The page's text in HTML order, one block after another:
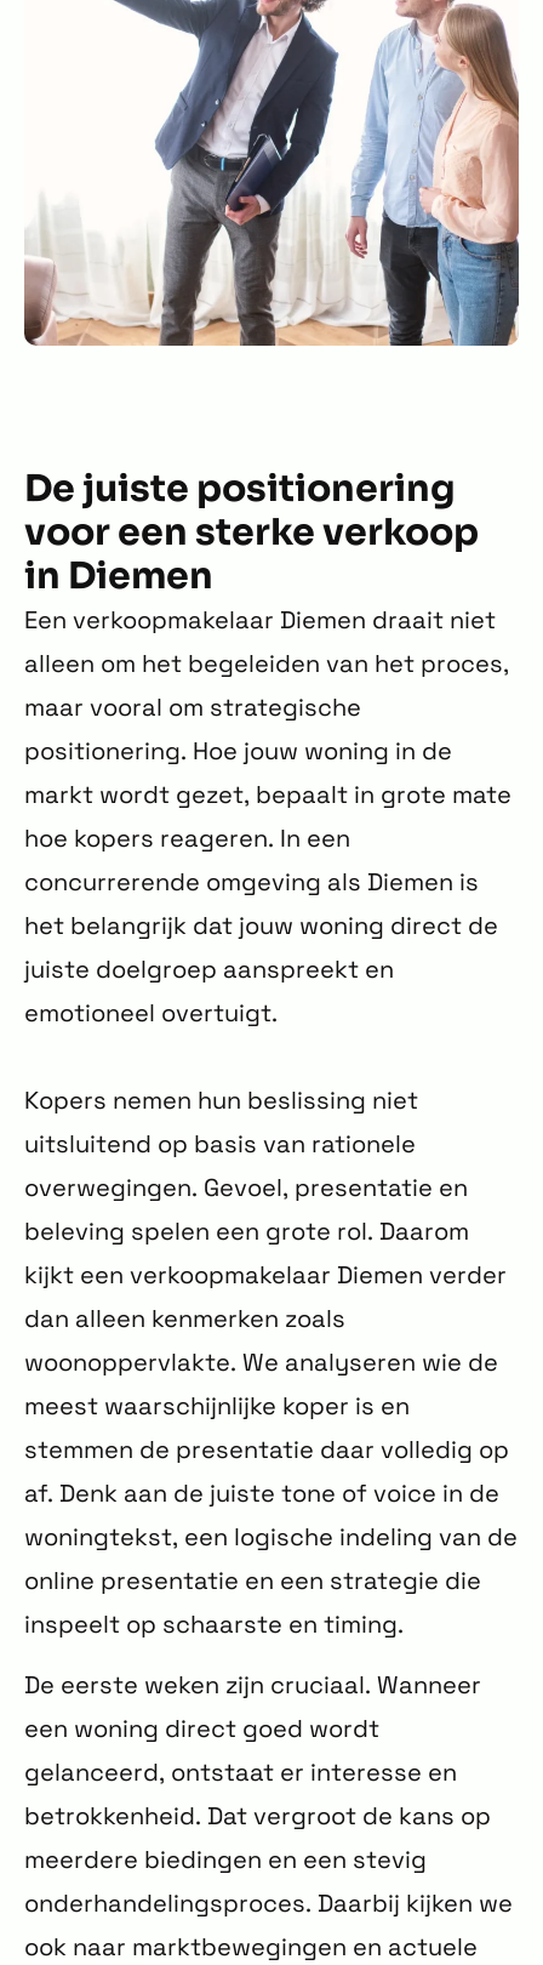
De juiste positionering
voor een sterke verkoop
in Diemen
Een verkoopmakelaar Diemen draait niet
alleen om het begeleiden van het proces,
maar vooral om strategische
positionering. Hoe jouw woning in de
markt wordt gezet, bepaalt in grote mate
hoe kopers reageren. In een
concurrerende omgeving als Diemen is
het belangrijk dat jouw woning direct de
juiste doelgroep aanspreekt en
emotioneel overtuigt.
Kopers nemen hun beslissing niet
uitsluitend op basis van rationele
overwegingen. Gevoel, presentatie en
beleving spelen een grote rol. Daarom
kijkt een verkoopmakelaar Diemen verder
dan alleen kenmerken zoals
woonoppervlakte. We analyseren wie de
meest waarschijnlijke koper is en
stemmen de presentatie daar volledig op
af. Denk aan de juiste tone of voice in de
woningtekst, een logische indeling van de
online presentatie en een strategie die
inspeelt op schaarste en timing.
De eerste weken zijn cruciaal. Wanneer
een woning direct goed wordt
gelanceerd, ontstaat er interesse en
betrokkenheid. Dat vergroot de kans op
meerdere biedingen en een stevig
onderhandelingsproces. Daarbij kijken we
ook naar marktbewegingen en actuele